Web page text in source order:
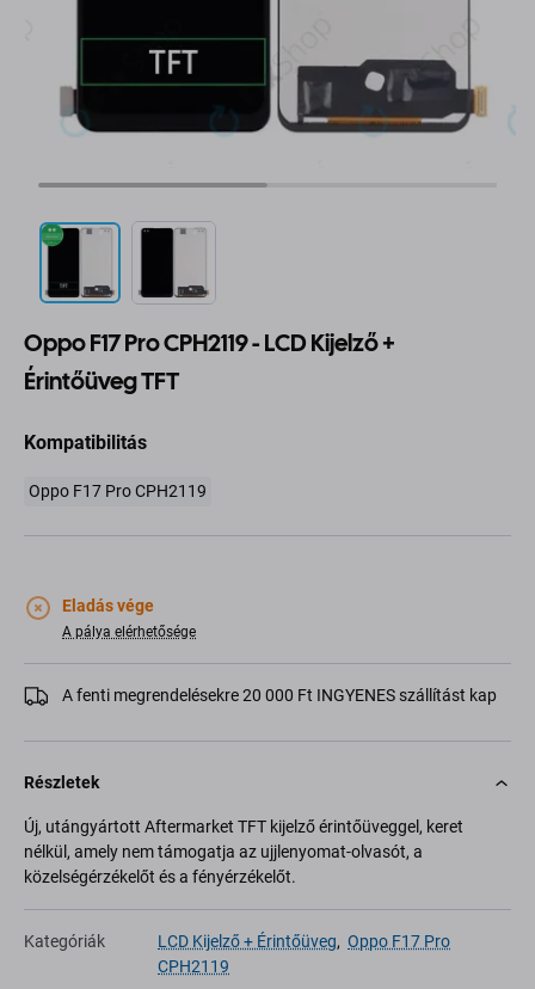
Oppo F17 Pro CPH2119 - LCD Kijelző +
Érintőüveg TFT
Kompatibilitás
Oppo F17 Pro CPH2119
Eladás vége
A pálya elérhetősége
A fenti megrendelésekre 20 000 Ft INGYENES szállítást kap
Részletek
Új, utángyártott Aftermarket TFT kijelző érintőüveggel, keret
nélkül, amely nem támogatja az ujjlenyomat-olvasót, a
közelségérzékelőt és a fényérzékelőt.
Kategóriák LCD Kijelző + Érintőüveg, Oppo F17 Pro
CPH2119